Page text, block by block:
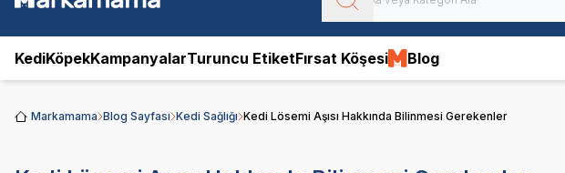
KediKöpekKampanyalarTuruncu EtiketFırsat Köşesi Blog
Markamama Blog Sayfası Kedi Sağlığı Kedi Lösemi Aşısı Hakkında Bilinmesi Gerekenler